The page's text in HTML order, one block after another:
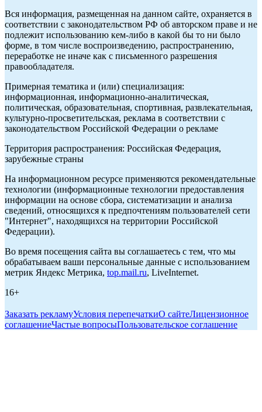
Вся информация, размещенная на данном сайте, охраняется в
соответствии с законодательством РФ об авторском праве и не
подлежит использованию кем-либо в какой бы то ни было
форме, в том числе воспроизведению, распространению,
переработке не иначе как с письменного разрешения
правообладателя.
Примерная тематика и (или) специализация:
информационная, информационно-аналитическая,
политическая, образовательная, спортивная, развлекательная,
культурно-просветительская, реклама в соответствии с
законодательством Российской Федерации о рекламе
Территория распространения: Российская Федерация,
зарубежные страны
На информационном ресурсе применяются рекомендательные
технологии (информационные технологии предоставления
информации на основе сбора, систематизации и анализа
сведений, относящихся к предпочтениям пользователей сети
"Интернет", находящихся на территории Российской
Федерации).
Во время посещения сайта вы соглашаетесь с тем, что мы
обрабатываем ваши персональные данные с использованием
метрик Яндекс Метрика, top.mail.ru, LiveInternet.
16+
Заказать рекламуУсловия перепечаткиО сайтеЛицензионное
соглашениеЧастые вопросыПользовательское соглашение